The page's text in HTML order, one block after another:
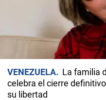
VENEZUELA
La familia
celebra el cierre
su libertad